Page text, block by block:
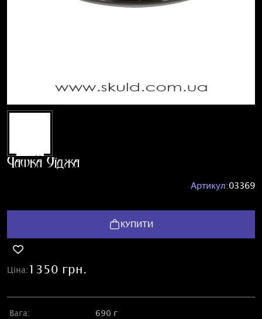
Чашка Уїджа
Артикул:03369
КУПИТИ
Ціна: 1350 грн.
Вага: 690 г